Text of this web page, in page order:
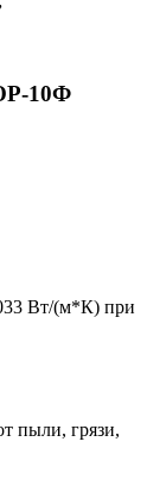
10Ф
Вт/(м*К) при
пыли, грязи,